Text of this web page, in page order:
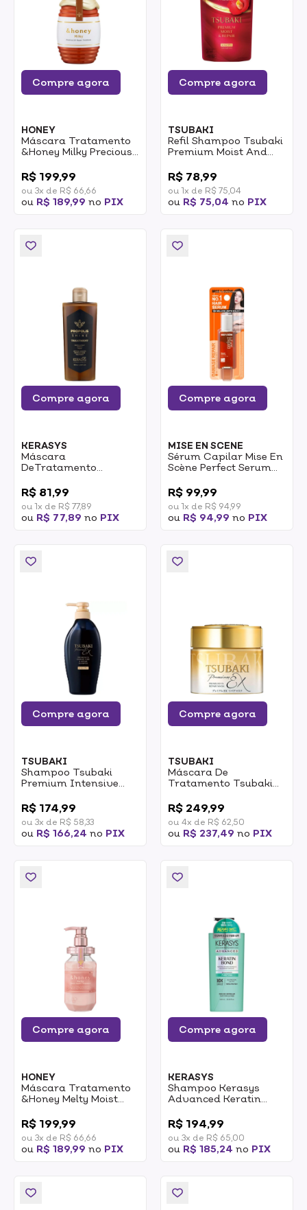
Compre agora
HONEY
Máscara Tratamento
&Honey Milky Precious
500g
R$ 199,99
ou 3x de R$ 66,66
ou R$ 189,99 no PIX
Compre agora
TSUBAKI
Refil Shampoo Tsubaki
Premium Moist And
R$ 78,99
ou 1x de R$ 75,04
ou R$ 75,04 no PIX
Compre agora
KERASYS
Máscara
DeTratamento
Própolis Shine 180ml
R$ 81,99
ou 1x de R$ 77,89
ou R$ 77,89 no PIX
Compre agora
MISE EN SCENE
Sérum Capilar Mise En
Scène Perfect Serum
R$ 99,99
ou 1x de R$ 94,99
ou R$ 94,99 no PIX
Compre agora
TSUBAKI
Shampoo Tsubaki
Premium Intensive
R$ 174,99
ou 3x de R$ 58,33
ou R$ 166,24 no PIX
Compre agora
TSUBAKI
Máscara De
Tratamento Tsubaki
180g
R$ 249,99
ou 4x de R$ 62,50
ou R$ 237,49 no PIX
Compre agora
HONEY
Máscara Tratamento
&Honey Melty Moist
R$ 199,99
ou 3x de R$ 66,66
ou R$ 189,99 no PIX
Compre agora
KERASYS
Shampoo Kerasys
Advanced Keratin
R$ 194,99
ou 3x de R$ 65,00
ou R$ 185,24 no PIX